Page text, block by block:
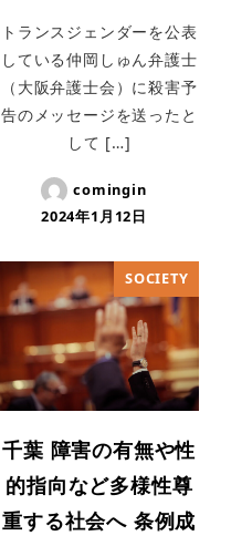
トランスジェンダーを公表
している仲岡しゅん弁護士
（大阪弁護士会）に殺害予
告のメッセージを送ったと
して […]
comingin
2024年1月12日
SOCIETY
千葉 障害の有無や性
的指向など多様性尊
重する社会へ 条例成